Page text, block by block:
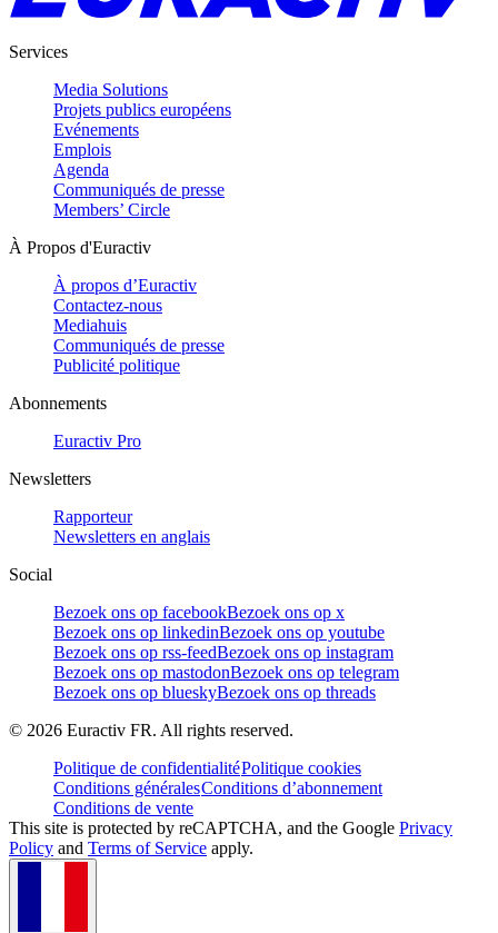
Services
Media Solutions
Projets publics européens
Evénements
Emplois
Agenda
Communiqués de presse
Members’ Circle
À Propos d'Euractiv
À propos d’Euractiv
Contactez-nous
Mediahuis
Communiqués de presse
Publicité politique
Abonnements
Euractiv Pro
Newsletters
Rapporteur
Newsletters en anglais
Social
Bezoek ons op facebookBezoek ons op x
Bezoek ons op linkedinBezoek ons op youtube
Bezoek ons op rss-feedBezoek ons op instagram
Bezoek ons op mastodonBezoek ons op telegram
Bezoek ons op blueskyBezoek ons op threads
© 2026 Euractiv FR. All rights reserved.
Politique de confidentialitéPolitique cookies
Conditions généralesConditions d’abonnement
Conditions de vente
This site is protected by reCAPTCHA, and the Google Privacy
Policy and Terms of Service apply.